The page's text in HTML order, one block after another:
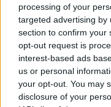
processing of your
targeted advertising by
section to confirm your
opt-out request is
interest-based ads
us or personal
your opt-out. You may
disclosure of your
4.8
Basato su